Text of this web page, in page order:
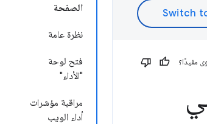
الصفحة
نظرة عامة
فتح لوحة
"الأداء"
مراقبة مؤشرات
أداء الويب
مفيدًا؟